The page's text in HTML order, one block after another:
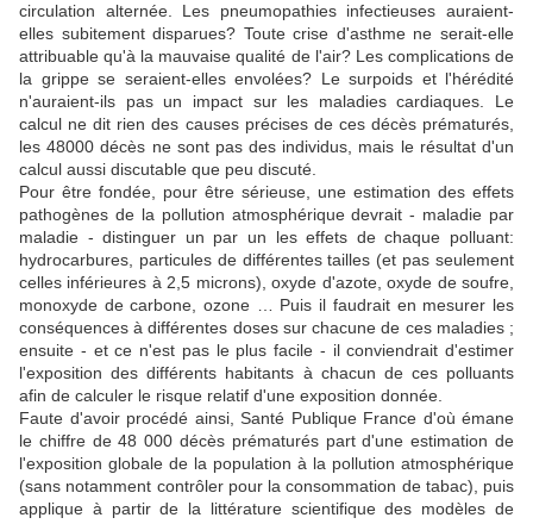
circulation alternée. Les pneumopathies infectieuses auraient-
elles subitement disparues? Toute crise d'asthme ne serait-elle
attribuable qu'à la mauvaise qualité de l'air? Les complications de
la grippe se seraient-elles envolées? Le surpoids et l'hérédité
n'auraient-ils pas un impact sur les maladies cardiaques. Le
calcul ne dit rien des causes précises de ces décès prématurés,
les 48000 décès ne sont pas des individus, mais le résultat d'un
calcul aussi discutable que peu discuté.
Pour être fondée, pour être sérieuse, une estimation des effets
pathogènes de la pollution atmosphérique devrait - maladie par
maladie - distinguer un par un les effets de chaque polluant:
hydrocarbures, particules de différentes tailles (et pas seulement
celles inférieures à 2,5 microns), oxyde d'azote, oxyde de soufre,
monoxyde de carbone, ozone … Puis il faudrait en mesurer les
conséquences à différentes doses sur chacune de ces maladies ;
ensuite - et ce n'est pas le plus facile - il conviendrait d'estimer
l'exposition des différents habitants à chacun de ces polluants
afin de calculer le risque relatif d'une exposition donnée.
Faute d'avoir procédé ainsi, Santé Publique France d'où émane
le chiffre de 48 000 décès prématurés part d'une estimation de
l'exposition globale de la population à la pollution atmosphérique
(sans notamment contrôler pour la consommation de tabac), puis
applique à partir de la littérature scientifique des modèles de